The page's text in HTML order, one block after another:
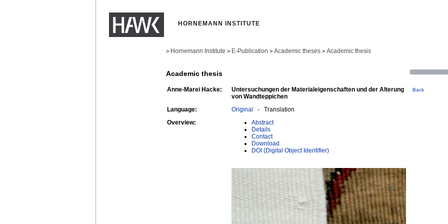
HORNEMANN INSTITUTE
> Hornemann Institute > E-Publication > Academic theses > Academic thesis
Academic thesis
Anne-Marei Hacke:
Untersuchungen der Materialeigenschaften und der Alterung
von Wandteppichen
Back
Language: Original - Translation
Overview:
Abstract
Details
Contact
Download
DOI (Digital Object Identifier)